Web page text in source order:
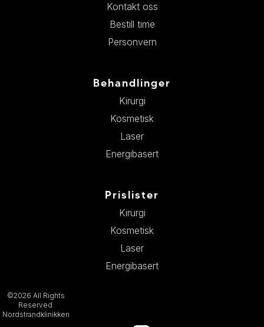
Kontakt oss
Bestill time
Personvern
Behandlinger
Kirurgi
Kosmetisk
Laser
Energibasert
Prislister
Kirurgi
Kosmetisk
Laser
Energibasert
©2026 All Rights
Reserved.
Nordstrandklinikken